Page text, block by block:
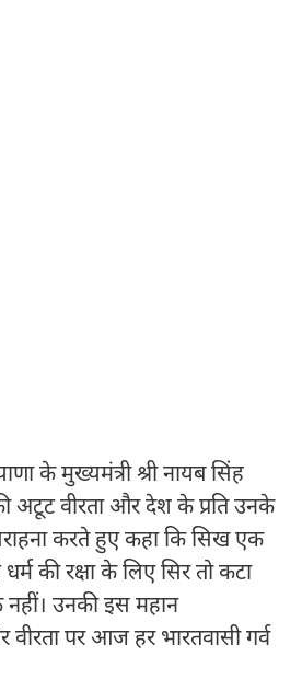
के मुख्यमंत्री श्री नायब सिंह
अटूट वीरता और देश के प्रति उनके
करते हुए कहा कि सिख एक
की रक्षा के लिए सिर तो कटा
उनकी इस महान
वीरता पर आज हर भारतवासी गर्व